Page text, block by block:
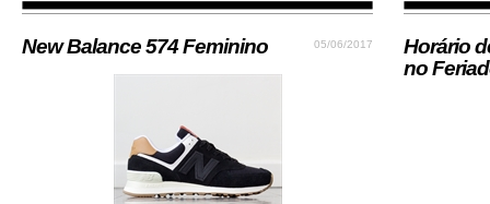
05/06/2017
New Balance 574 Feminino
Horário
no